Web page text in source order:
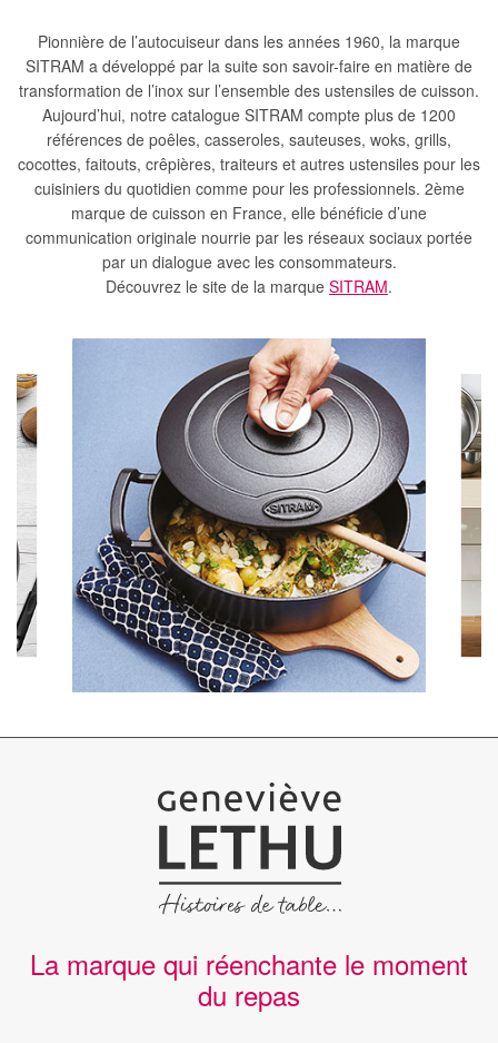
Pionnière de l’autocuiseur dans les années 1960, la marque
SITRAM a développé par la suite son savoir-faire en matière de
transformation de l’inox sur l’ensemble des ustensiles de cuisson.
Aujourd’hui, notre catalogue SITRAM compte plus de 1200
références de poêles, casseroles, sauteuses, woks, grills,
cocottes, faitouts, crêpières, traiteurs et autres ustensiles pour les
cuisiniers du quotidien comme pour les professionnels. 2ème
marque de cuisson en France, elle bénéficie d’une
communication originale nourrie par les réseaux sociaux portée
par un dialogue avec les consommateurs.
Découvrez le site de la marque SITRAM.
La marque qui réenchante le moment
du repas